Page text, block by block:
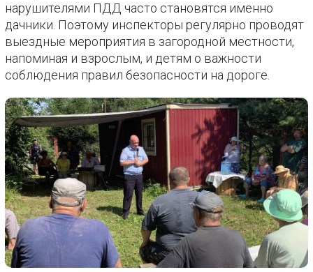
нарушителями ПДД часто становятся именно
дачники. Поэтому инспекторы регулярно проводят
выездные мероприятия в загородной местности,
напоминая и взрослым, и детям о важности
соблюдения правил безопасности на дороге.